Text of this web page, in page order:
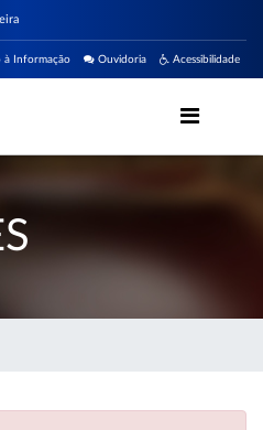
Acessibilidade
Ouvidoria
Informação